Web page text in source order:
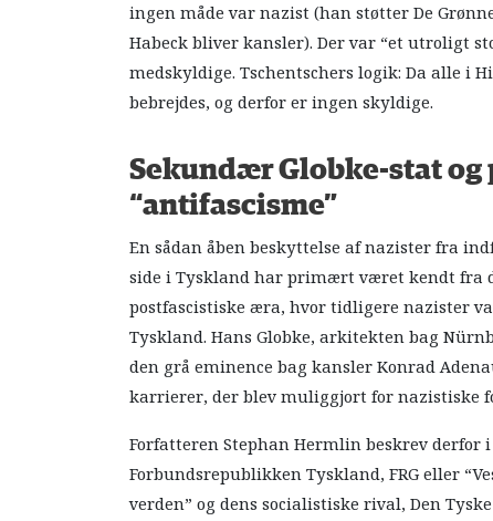
ingen måde var nazist (han støtter De
Habeck bliver kansler). Der var “et utroligt
medskyldige. Tschentschers logik: Da alle i
bebrejdes, og derfor er ingen skyldige.
Sekundær Globke-stat
“antifascisme”
En sådan åben beskyttelse af nazister fra
side i Tyskland har primært været kendt fra
postfascistiske æra, hvor tidligere nazister
Tyskland. Hans Globke, arkitekten bag
den grå eminence bag kansler Konrad
karrierer, der blev muliggjort for nazistiske
Forfatteren Stephan Hermlin beskrev derfor
Forbundsrepublikken Tyskland, FRG eller
verden” og dens socialistiske rival, Den